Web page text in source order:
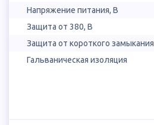
Напряжение питания, В
Защита от 380, В
Защита от короткого замыкания
Гальваническая изоляция